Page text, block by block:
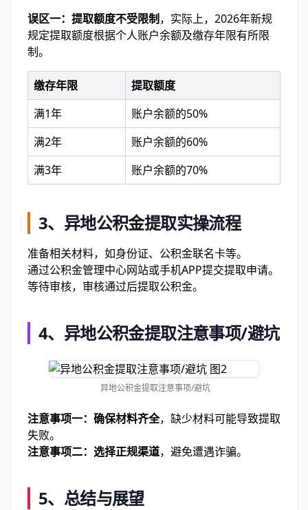
误区一：提取额度不受限制 ，实际上，2026年新规
规定提取额度根据个人账户余额及缴存年限有所限
制。
缴存年限
提取额度
满1年
账户余额的50%
满2年
账户余额的60%
满3年
账户余额的70%
3、异地公积金提取实操流程
准备相关材料，如身份证、公积金联名卡等。
通过公积金管理中心网站或手机APP提交提取申请。
等待审核，审核通过后提取公积金。
4、异地公积金提取注意事项/避坑
异地公积金提取注意事项/避坑
注意事项一：确保材料齐全，缺少材料可能导致提取
失败。
注意事项二：选择正规渠道，避免遭遇诈骗。
5、总结与展望